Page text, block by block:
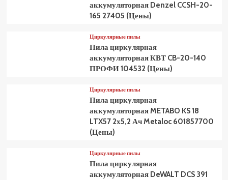
аккумуляторная Denzel CCSH-20-
165 27405 (Цены)
Циркулярные пилы
Пила циркулярная
аккумуляторная КВТ CB-20-140
ПРОФИ 104532 (Цены)
Циркулярные пилы
Пила циркулярная
аккумуляторная METABO KS 18
LTX57 2х5,2 Ач Metaloc 601857700
(Цены)
Циркулярные пилы
Пила циркулярная
аккумуляторная DeWALT DCS 391